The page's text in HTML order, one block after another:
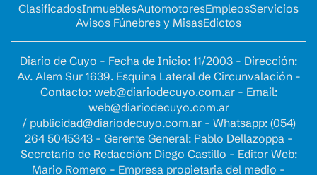
ClasificadosInmueblesAutomotoresEmpleosServicios
Avisos Fúnebres y MisasEdictos
Diario de Cuyo - Fecha de Inicio: 11/2003 - Dirección:
Av. Alem Sur 1639. Esquina Lateral de Circunvalación -
Contacto: web@diariodecuyo.com.ar- Email:
web@diariodecuyo.com.ar
/ publicidad@diariodecuyo.com.ar- Whatsapp: (054)
264 5045343 - Gerente General: Pablo Dellazoppa -
Secretario de Redacción: Diego Castillo - Editor Web:
Mario Romero - Empresa propietaria del medio -